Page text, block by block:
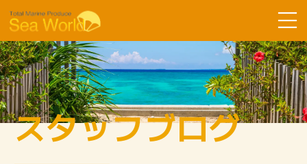
Sea Worldについて
コース紹介
ツアーの流れ
スタッフブログ